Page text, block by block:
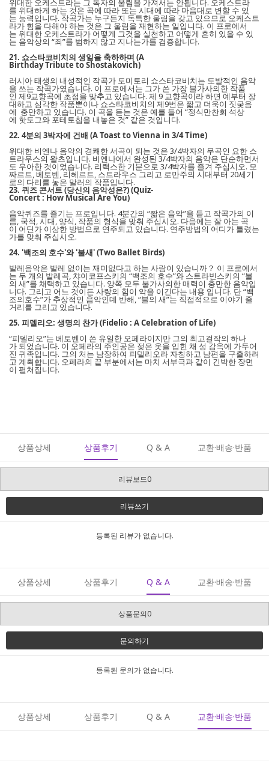
위대한 오케스트라는 그 독자의 울림을 가져서는 안됩니다. 오케스트라
를 위대하게 하는 것은 곡에 따라 또는 시대에 따라 마음대로 변할 수 있
는 능력입니다. 작곡가는 누구든지 독특한 울림을 갖고 있으므로 오케스트
라가 힘을 다해야 하는 것은 그 울림을 재현하는 일입니다. 이 프로에서
는 위대한 오케스트라가 어떻게 그것을 실천하고 어떻게 흔히 있을 수 있
는 음악상의 “죄”를 범하지 않고 지나는가를 검증합니다.
21. 쇼스타코비치의 생일을 축하하며 (A
Birthday Tribute to Shostakovich)
러시아 태생의 내성적인 작곡가 도미토리 쇼스타코비치는 도발적인 음악
을 쓰는 작곡가였습니다. 이 프로에서는 그가 쓴 가장 불가사의한 작품
인 제9교향곡에 초점을 맞추고 있습니다. 제 9 교향곡이라 하면 예부터 장
대하고 심각한 작품뿐이나 쇼스타코비치의 제9번은 짧고 더욱이 짓궂음
에 충만하고 있습니다. 이 곡을 듣는 것은 예를 들어 “정식만찬회 석상
에 핫도그와 포테토칩을 내놓은 것” 같은 것입니다.
22. 4분의 3박자에 건배 (A Toast to Vienna in 3/4 Time)
위대한 비엔나 음악의 경쾌한 서곡이 되는 것은 3/4박자의 무곡인 요한 스
트라우스의 왈츠입니다. 비엔나에서 완성된 3/4박자의 음악은 단순하면서
도 우아한 것이었습니다. 리랙스한 기분으로 3/4박자를 즐겨 주십시오. 모
짜르트, 베토벤, 리헤르트, 스트라우스 그리고 로만주의 시대부터 20세기
로의 다리를 놓은 말러의 작품입니다.
23. 퀴즈 콘서트 (당신의 음악성은?) (Quiz-
Concert : How Musical Are You)
음악퀴즈를 즐기는 프로입니다. 4분간의 “짧은 음악”을 듣고 작곡가의 이
름, 국적, 시대, 양식, 작품의 형식을 맞춰 주십시오. 다음에는 잘 아는 곡
이 어딘가 이상한 방법으로 연주되고 있습니다. 연주방법의 어디가 틀렸는
가를 맞춰 주십시오.
24. '백조의 호수'와 '불새' (Two Ballet Birds)
발레음악은 발레 없이는 재미없다고 하는 사람이 있습니까？ 이 프로에서
는 두 개의 발레곡, 챠이코프스키의 “백조의 호수”와 스트라빈스키의 “불
의 새”를 채택하고 있습니다. 양쪽 모두 불가사의한 매력이 충만한 음악입
니다. 그리고 어느 것이든 사랑의 힘이 악을 이긴다는 내용 입니다. 단 “백
조의호수”가 추상적인 음악인데 반해, “불의 새”는 직접적으로 이야기 줄
거리를 그리고 있습니다.
25. 피델리오: 생명의 찬가 (Fidelio : A Celebration of Life)
“피델리오”는 베토벤이 쓴 유일한 오페라이지만 그의 최고걸작의 하나
가 되었습니다. 이 오페라의 주인공은 젖은 옷을 입힌 채 성 감옥에 가두어
진 귀족입니다. 그의 처는 남장하여 피델리오라 자칭하고 남편을 구출하려
고 계획합니다. 오페라의 끝 부분에서는 마치 서부극과 같이 긴박한 장면
이 펼쳐집니다.
상품상세 상품후기 Q & A 교환·배송·반품
리뷰보드0
리뷰쓰기
등록된 리뷰가 없습니다.
상품상세 상품후기 Q & A 교환·배송·반품
상품문의0
문의하기
등록된 문의가 없습니다.
상품상세 상품후기 Q & A 교환·배송·반품